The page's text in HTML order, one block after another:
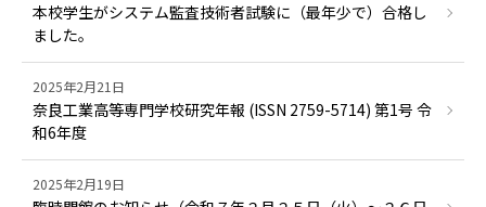
本校学生がシステム監査技術者試験に（最年少で）合格し
ました。
2025年2月21日
奈良工業高等専門学校研究年報 (ISSN 2759-5714) 第1号 令
和6年度
2025年2月19日